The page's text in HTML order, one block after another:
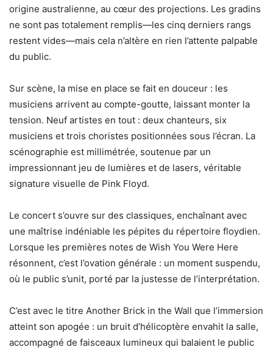
origine australienne, au cœur des projections. Les gradins
ne sont pas totalement remplis—les cinq derniers rangs
restent vides—mais cela n’altère en rien l’attente palpable
du public.
Sur scène, la mise en place se fait en douceur : les
musiciens arrivent au compte-goutte, laissant monter la
tension. Neuf artistes en tout : deux chanteurs, six
musiciens et trois choristes positionnées sous l’écran. La
scénographie est millimétrée, soutenue par un
impressionnant jeu de lumières et de lasers, véritable
signature visuelle de Pink Floyd.
Le concert s’ouvre sur des classiques, enchaînant avec
une maîtrise indéniable les pépites du répertoire floydien.
Lorsque les premières notes de Wish You Were Here
résonnent, c’est l’ovation générale : un moment suspendu,
où le public s’unit, porté par la justesse de l’interprétation.
C’est avec le titre Another Brick in the Wall que l’immersion
atteint son apogée : un bruit d’hélicoptère envahit la salle,
accompagné de faisceaux lumineux qui balaient le public